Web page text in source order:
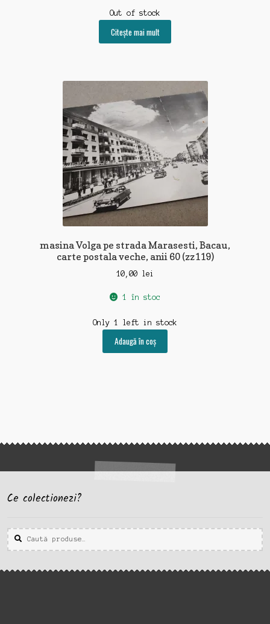
Out of stock
Citește mai mult
masina Volga pe strada Marasesti, Bacau,
carte postala veche, anii 60 (zz119)
10,00 lei
1 în stoc
Only 1 left in stock
Adaugă în coș
Ce colectionezi?
Caută
după:
Caută